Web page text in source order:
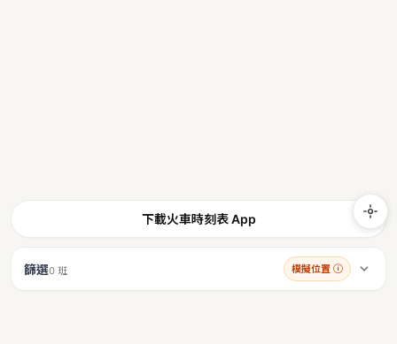
下載火車時刻表 App
篩選0 班 模擬位置 ⓘ